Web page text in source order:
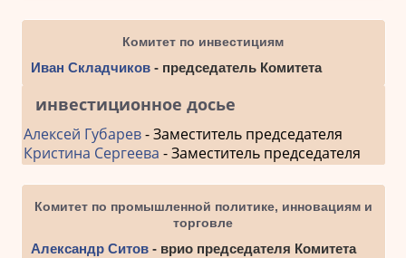
Комитет по инвестициям
Иван Складчиков- председатель Комитета
инвестиционное досье
Алексей Губарев- Заместитель председателя
Кристина Сергеева - Заместитель председателя
Комитет по промышленной политике, инновациям и
торговле
Александр Ситов- врио председателя Комитета